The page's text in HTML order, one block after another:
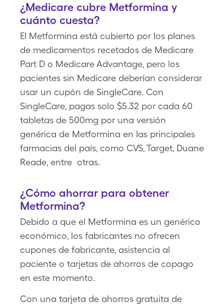
¿Medicare cubre Metformina y
cuánto cuesta?
El Metformina está cubierto por los planes
de medicamentos recetados de Medicare
Part D o Medicare Advantage, pero los
pacientes sin Medicare deberían considerar
usar un cupón de SingleCare. Con
SingleCare, pagas solo $5.32 por cada 60
tabletas de 500mg por una versión
genérica de Metformina en las principales
farmacias del país, como CVS, Target, Duane
Reade, entre otras.
¿Cómo ahorrar para obtener
Metformina?
Debido a que el Metformina es un genérico
económico, los fabricantes no ofrecen
cupones de fabricante, asistencia al
paciente o tarjetas de ahorros de copago
en este momento.
Con una tarjeta de ahorros gratuita de